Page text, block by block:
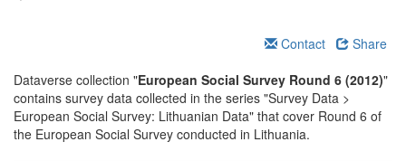
Contact
Share
Dataverse collection "European Social Survey Round 6 (2012)"
contains survey data collected in the series "Survey Data >
European Social Survey: Lithuanian Data" that cover Round 6 of
the European Social Survey conducted in Lithuania.